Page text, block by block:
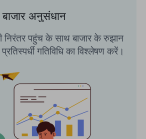
बाजार अनुसंधान
निरंतर पहुंच के साथ बाजार के रुझान
गतिविधि का विश्लेषण करें।